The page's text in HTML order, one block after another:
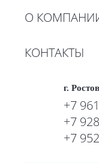
О
КОНТАКТЫ
г.
+7
+7
+7